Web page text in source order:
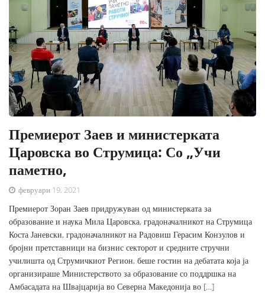
Премиерот Заев и министерката
Царовска во Струмица: Со „Учи
паметно,
февруари 19, 2021
Премиерот Зоран Заев придружуван од министерката за
образование и наука Мила Царовска, градоначалникот на Струмица
Коста Јаневски, градоначалникот на Радовиш Герасим Конзулов и
бројни претставници на бизнис секторот и средните стручни
училишта од Струмичкиот Регион, беше гостин на дебатата која ја
организираше Министерството за образование со поддршка на
Амбасадата на Швајцарија во Северна Македонија во […]